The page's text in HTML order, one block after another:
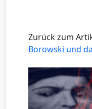
Zurück zum
Borowski und